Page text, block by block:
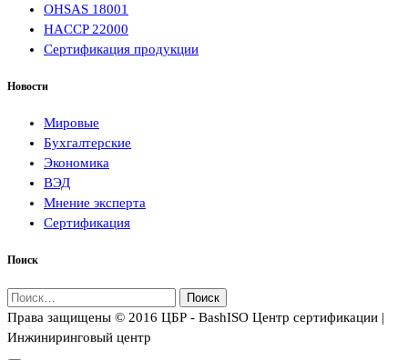
OHSAS 18001
HACCP 22000
Сертификация продукции
Новости
Мировые
Бухгалтерские
Экономика
ВЭД
Мнение эксперта
Сертификация
Поиск
Найти:
Права защищены © 2016 ЦБР - BashISO Центр сертификации |
Инжиниринговый центр